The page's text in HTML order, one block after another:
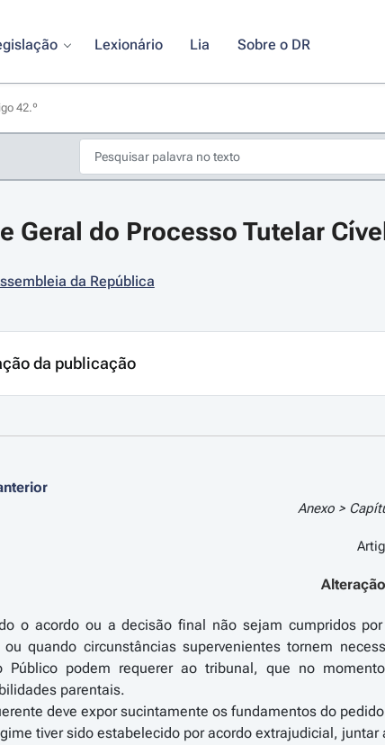
Lexionário Lia Sobre o DR
42.º
Geral do Processo Tutelar
da República
da publicação
Anexo >
o acordo ou a decisão final não sejam cumpridos
ou quando circunstâncias supervenientes tornem
Público podem requerer ao tribunal, que no
parentais.
deve expor sucintamente os fundamentos do
tiver sido estabelecido por acordo extrajudicial, juntar